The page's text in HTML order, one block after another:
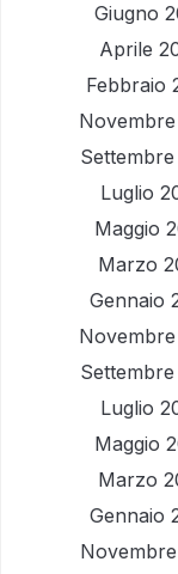
Giugno
Aprile
Febbraio
Luglio
Maggio
Marzo
Gennaio
Luglio
Maggio
Marzo
Gennaio